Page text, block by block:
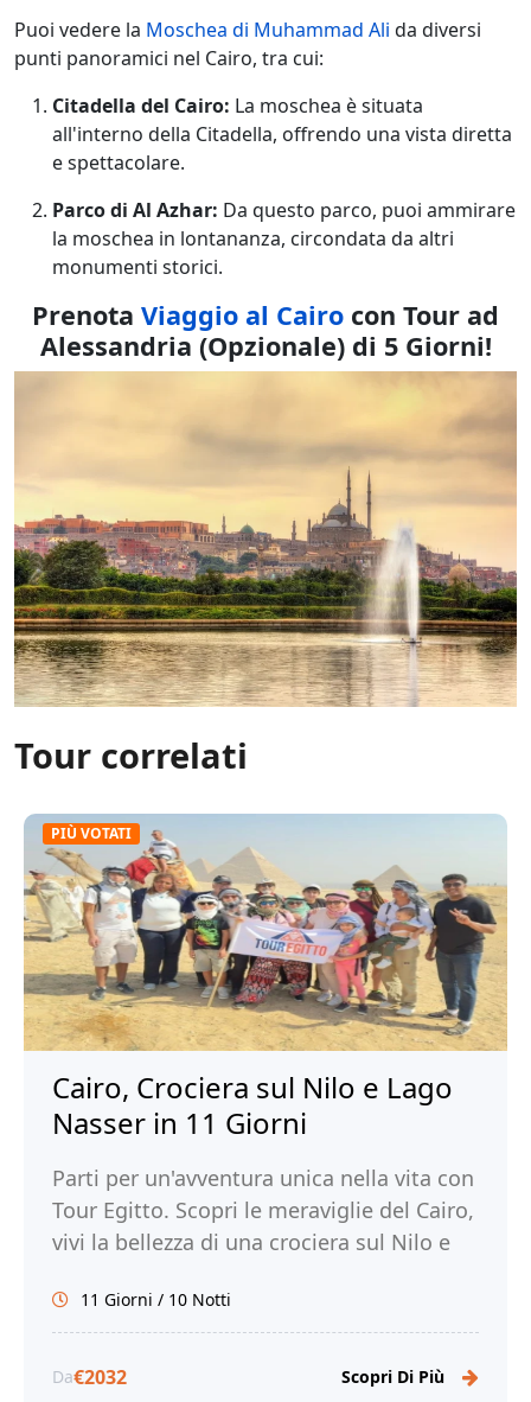
Puoi vedere la Moschea di Muhammad Ali da diversi
punti panoramici nel Cairo, tra cui:
Citadella del Cairo: La moschea è situata
all'interno della Citadella, offrendo una vista diretta
e spettacolare.
Parco di Al Azhar: Da questo parco, puoi ammirare
la moschea in lontananza, circondata da altri
monumenti storici.
Prenota Viaggio al Cairo con Tour ad
Alessandria (Opzionale)di 5 Giorni!
Tour correlati
PIÙ VOTATI
Cairo, Crociera sul Nilo e Lago
Nasser in 11 Giorni
Parti per un'avventura unica nella vita con
Tour Egitto. Scopri le meraviglie del Cairo,
vivi la bellezza di una crociera sul Nilo e
storia e cultura dell'Egitto.
11 Giorni / 10 Notti
Da€2032 Scopri Di Più